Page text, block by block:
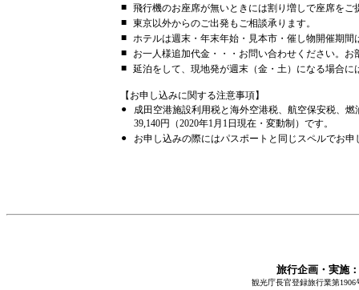
■ 飛行機のお座席が無いときには割り増しで座席をご
■ 東京以外からのご出発もご相談承ります。
■ ホテルは週末・年末年始・見本市・催し物開催期
■
お一人様追加代金・・・お問い合わせください。
■ 延泊をして、現地発が週末（金・土）になる場合に
【お申し込みに関する注意事項】
●
成田空港施設利用税と海外空港税、航空保安税、
39,140円（2020年1月1日現在・変動制）です。
●
お申し込みの際にはパスポートと同じスペルでお
旅行企画・実
観光庁長官登録旅行業第